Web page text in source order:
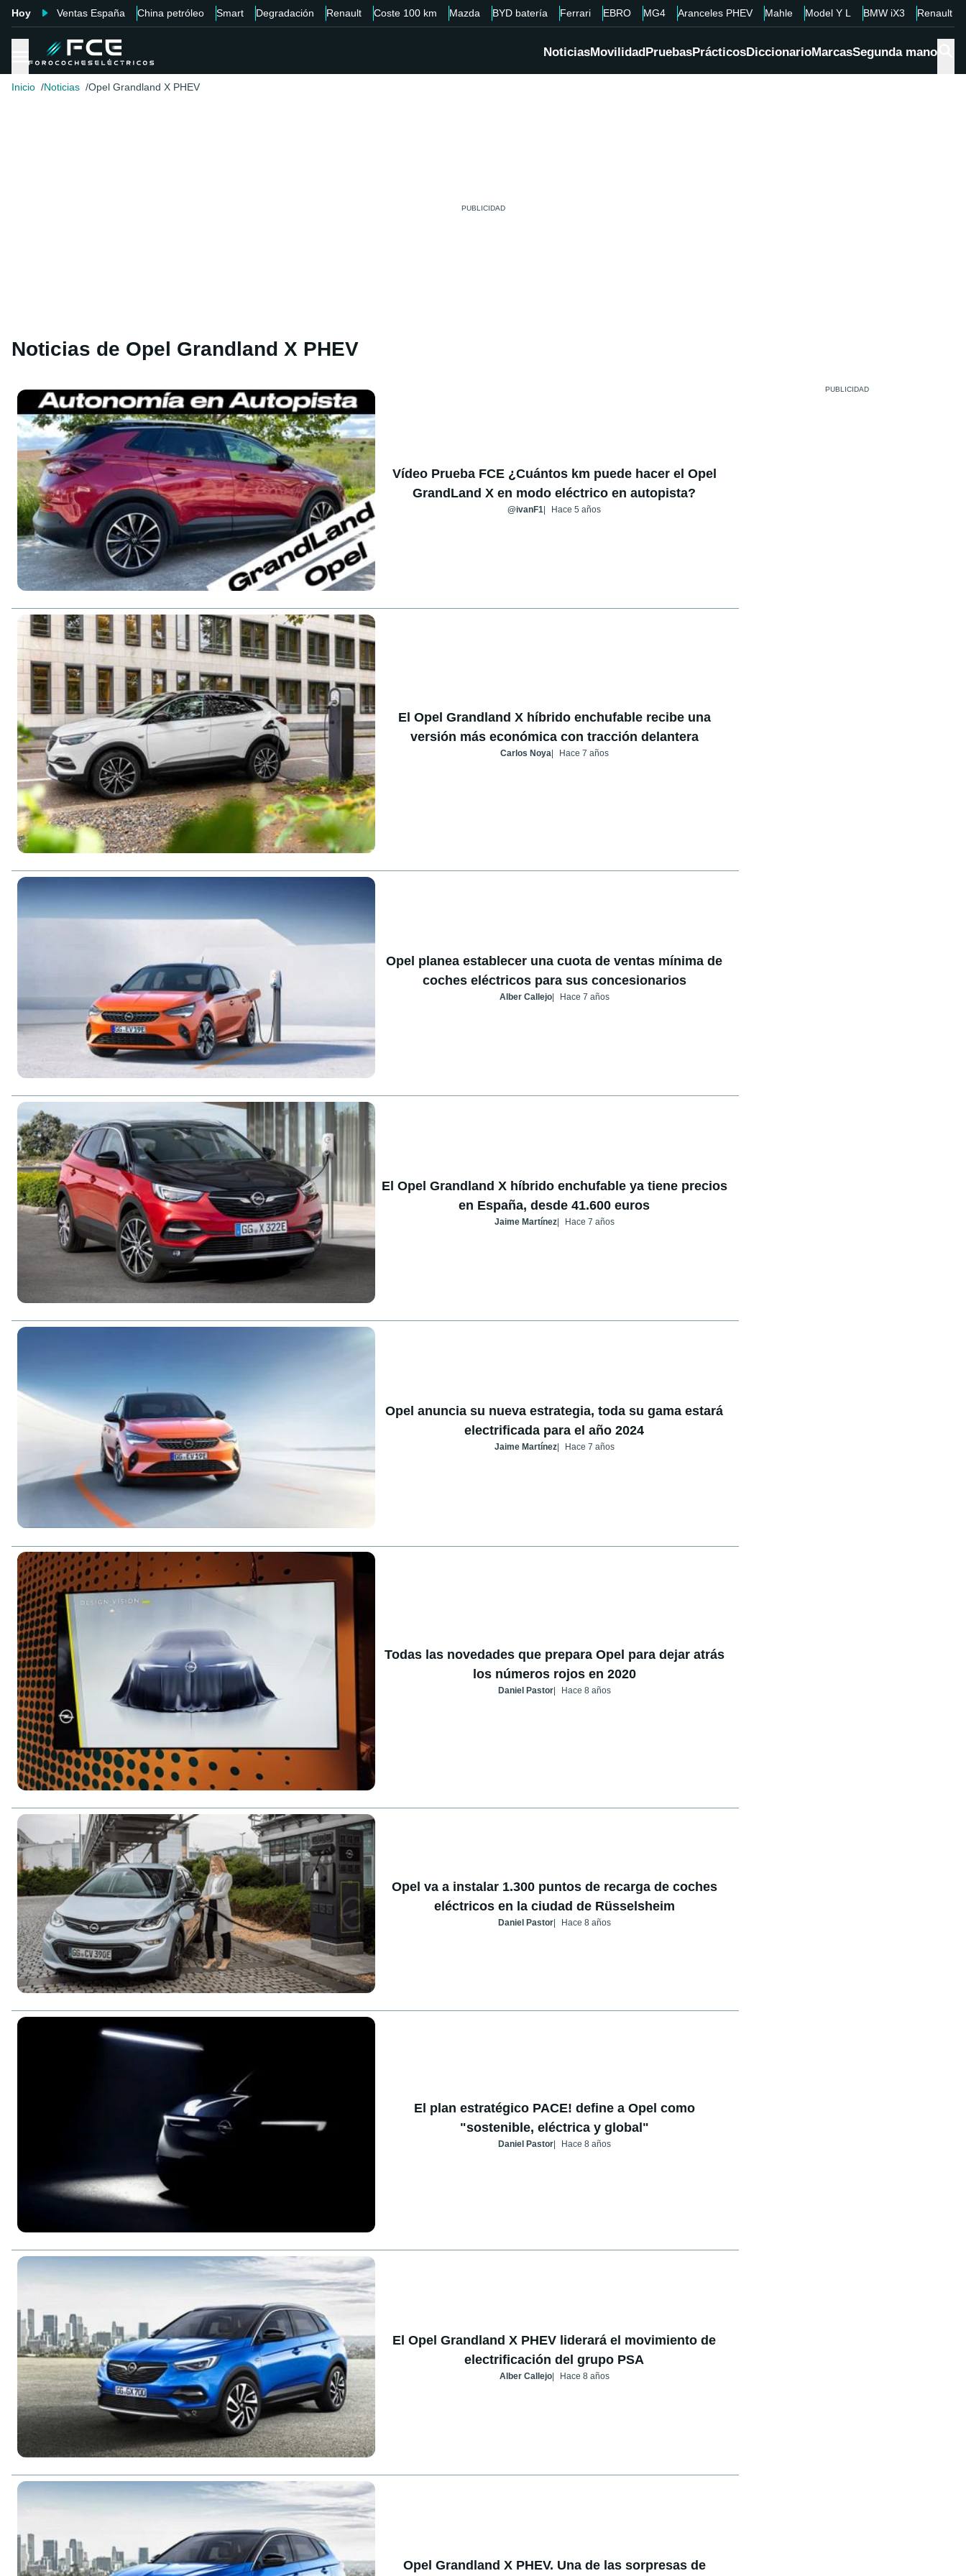
Hoy Ventas España China petróleo Smart Degradación Renault Coste 100 km Mazda BYD batería Ferrari EBRO MG4 Aranceles PHEV Mahle Model Y L BMW iX3 Renault
NoticiasMovilidadPruebasPrácticosDiccionarioMarcasSegunda mano
Inicio Noticias Opel Grandland X PHEV
Noticias de Opel Grandland X PHEV
Vídeo Prueba FCE ¿Cuántos km puede hacer el Opel
GrandLand X en modo eléctrico en autopista?
@ivanF1 Hace 5 años
El Opel Grandland X híbrido enchufable recibe una
versión más económica con tracción delantera
Carlos Noya Hace 7 años
Opel planea establecer una cuota de ventas mínima de
coches eléctricos para sus concesionarios
Alber Callejo Hace 7 años
El Opel Grandland X híbrido enchufable ya tiene precios
en España, desde 41.600 euros
Jaime Martínez Hace 7 años
Opel anuncia su nueva estrategia, toda su gama estará
electrificada para el año 2024
Jaime Martínez Hace 7 años
Todas las novedades que prepara Opel para dejar atrás
los números rojos en 2020
Daniel Pastor Hace 8 años
Opel va a instalar 1.300 puntos de recarga de coches
eléctricos en la ciudad de Rüsselsheim
Daniel Pastor Hace 8 años
El plan estratégico PACE! define a Opel como
"sostenible, eléctrica y global"
Daniel Pastor Hace 8 años
El Opel Grandland X PHEV liderará el movimiento de
electrificación del grupo PSA
Alber Callejo Hace 8 años
Opel Grandland X PHEV. Una de las sorpresas de